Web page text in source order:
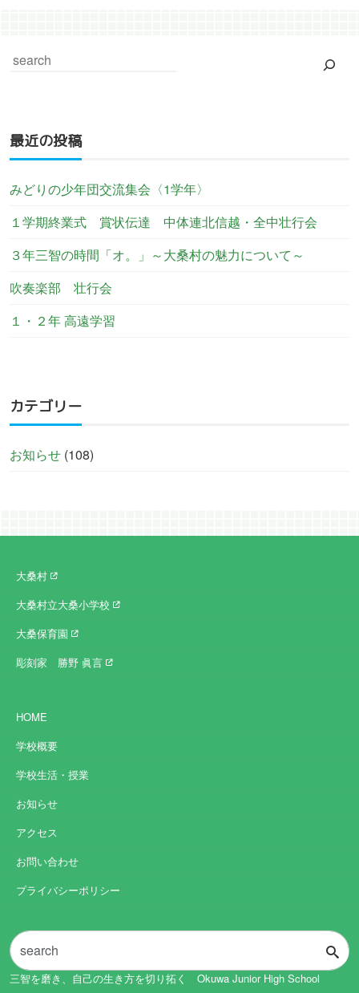
最近の投稿
みどりの少年団交流集会〈1学年〉
１学期終業式 賞状伝達 中体連北信越・全中壮行会
３年三智の時間「オ。」～大桑村の魅力について～
吹奏楽部 壮行会
１・２年 高遠学習
カテゴリー
お知らせ (108)
大桑村
大桑村立大桑小学校
大桑保育園
彫刻家 勝野 眞言
HOME
学校概要
学校生活・授業
お知らせ
アクセス
お問い合わせ
プライバシーポリシー
三智を磨き、自己の生き方を切り拓く Okuwa Junior High School